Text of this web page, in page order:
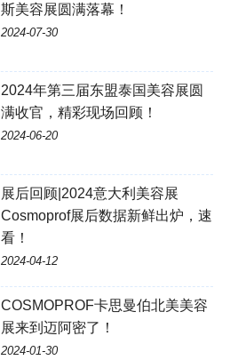
斯美容展圆满落幕！
2024-07-30
2024年第三届东盟泰国美容展圆
满收官，精彩现场回顾！
2024-06-20
展后回顾|2024意大利美容展
Cosmoprof展后数据新鲜出炉，速
看！
2024-04-12
COSMOPROF卡思曼伯北美美容
展来到迈阿密了！
2024-01-30